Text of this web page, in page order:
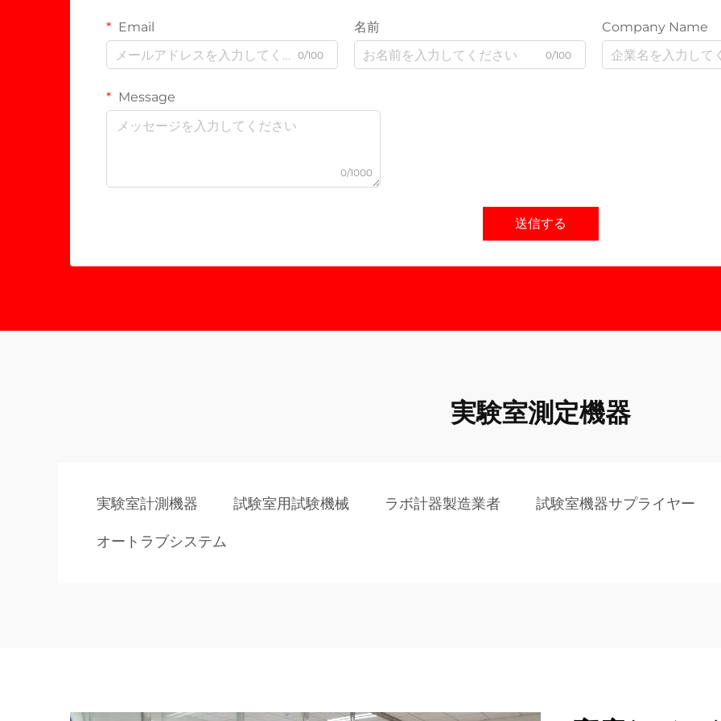
Email
0/100
名前
0/100
Company Name
Message
0/1000
送信する
実験室測定機器
実験室計測機器 試験室用試験機械 ラボ計器製造業者 試験室機器サプライヤー
オートラブシステム